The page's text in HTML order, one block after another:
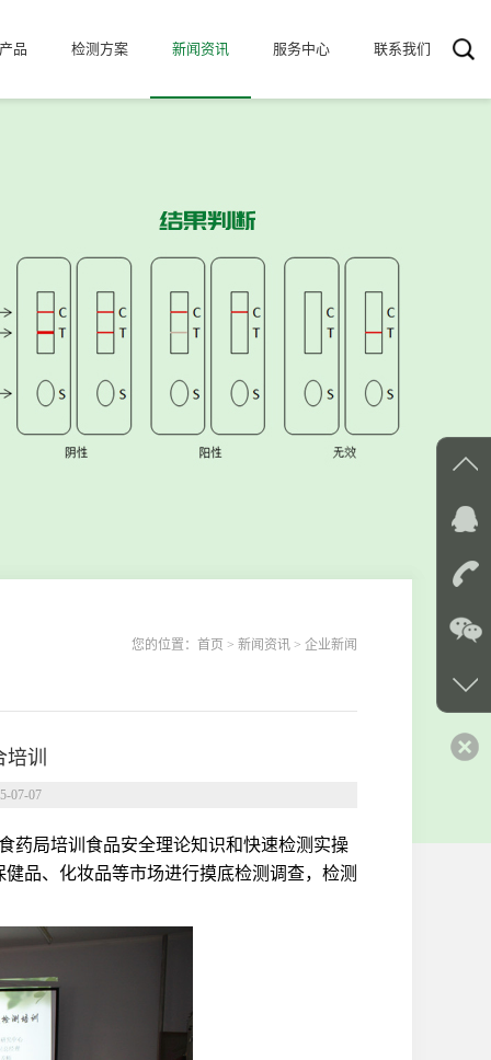
品 检测方案 新闻资讯 服务中心 联系我们
您的位置： 首页 > 新闻资讯 > 企业新闻
训
07-07
药局培训食品安全理论知识和快速检测实操
品、化妆品等市场进行摸底检测调查，检测